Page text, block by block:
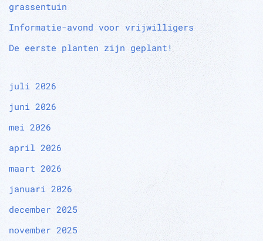
grassentuin
Informatie-avond voor vrijwilligers
De eerste planten zijn geplant!
juli 2026
juni 2026
mei 2026
april 2026
maart 2026
januari 2026
december 2025
november 2025